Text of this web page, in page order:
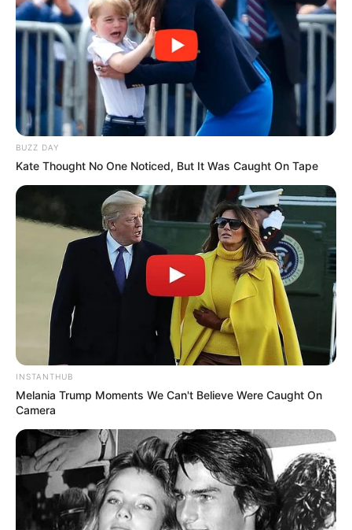
Sejarah Terbentuknya
Taliban, Kini Kembali
Menguasai Afghanistan
Mengenal Barbarossa,
Pelaut Muslim yang
Dicitrakan Negatif oleh
Dunia Barat
Kekejaman Khmer Merah,
Rezim Diktator yang
Menghabisi Nyawa
Rakyatnya
Kisah Kapal Padewakang,
Tanpa Mesin Mampu
Berlayar ke Australia
TULIS KOMENTAR
Alamat email Anda tidak akan dipublikasikan. Ruas yang wajib ditandai
BUZZ DAY
Kate Thought No One Noticed, But It Was Caught On Tape
INSTANTHUB
Melania Trump Moments We Can't Believe Were Caught On
Camera